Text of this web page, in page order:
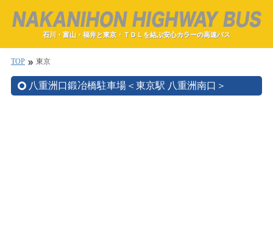
石川・富山・福井と東京・ＴＤＬを結ぶ安心カラーの高速バス
TOP double_arrow 東京
八重洲口鍛冶橋駐車場＜東京駅 八重洲南口＞